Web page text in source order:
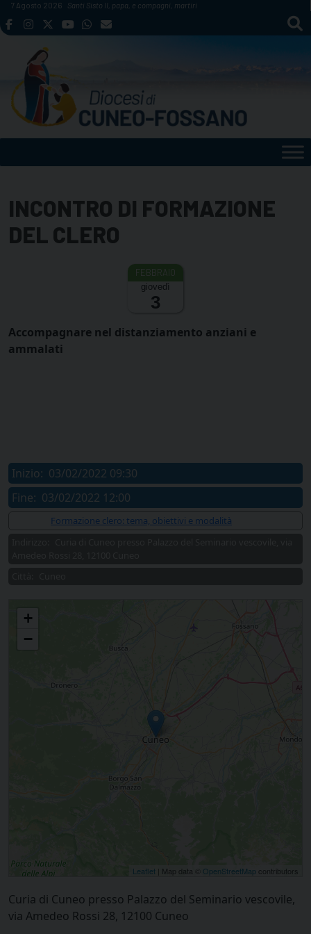
Skip
to
7 Agosto 2026 Santi Sisto II, papa, e compagni, martiri
INCONTRO DI FORMAZIONE
DEL CLERO
giovedì
3
Accompagnare nel distanziamento anziani e
ammalati
Inizio: 03/02/2022 09:30
Fine: 03/02/2022 12:00
Formazione clero: tema, obiettivi e modalità
+
−
Leaflet | Map data © OpenStreetMap contributors
Curia di Cuneo presso Palazzo del Seminario vescovile,
via Amedeo Rossi 28, 12100 Cuneo